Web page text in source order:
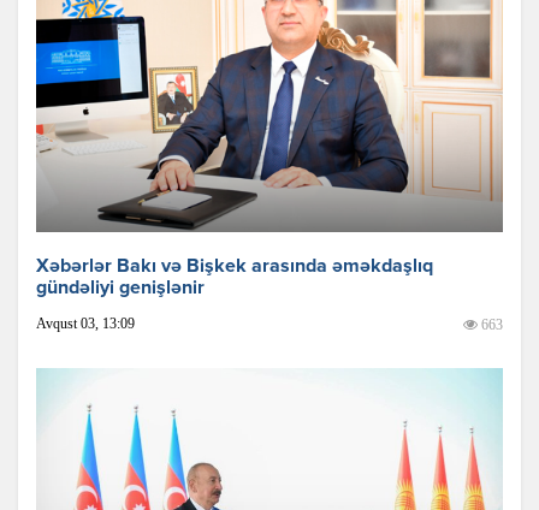
Xəbərlər Bakı və Bişkek arasında əməkdaşlıq
gündəliyi genişlənir
Avqust 03, 13:09 663